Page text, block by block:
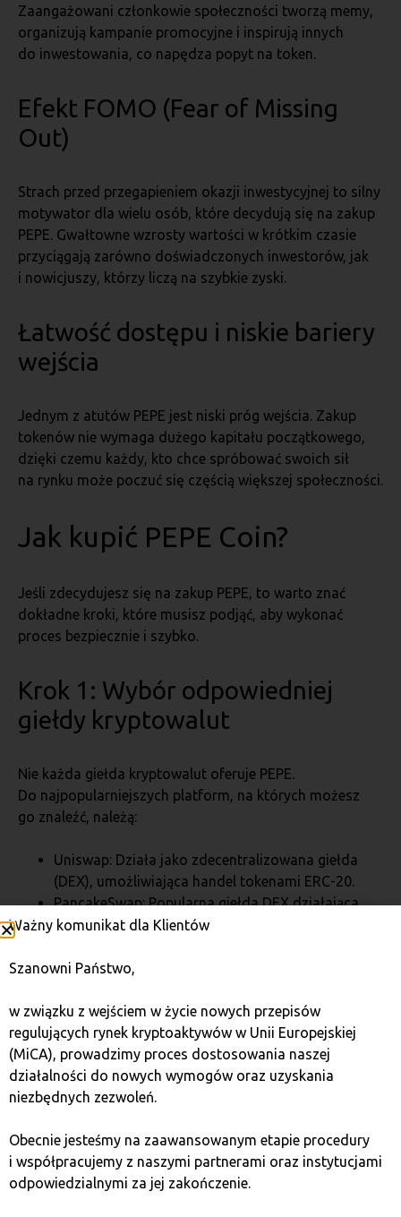
Zaangażowani członkowie społeczności tworzą memy,
organizują kampanie promocyjne i inspirują innych
do inwestowania, co napędza popyt na token.
Efekt FOMO (Fear of Missing
Out)
Strach przed przegapieniem okazji inwestycyjnej to silny
motywator dla wielu osób, które decydują się na zakup
PEPE. Gwałtowne wzrosty wartości w krótkim czasie
przyciągają zarówno doświadczonych inwestorów, jak
i nowicjuszy, którzy liczą na szybkie zyski.
Łatwość dostępu i niskie bariery
wejścia
Jednym z atutów PEPE jest niski próg wejścia. Zakup
tokenów nie wymaga dużego kapitału początkowego,
dzięki czemu każdy, kto chce spróbować swoich sił
na rynku może poczuć się częścią większej społeczności.
Jak kupić PEPE Coin?
Jeśli zdecydujesz się na zakup PEPE, to warto znać
dokładne kroki, które musisz podjąć, aby wykonać
proces bezpiecznie i szybko.
Krok 1: Wybór odpowiedniej
giełdy kryptowalut
Nie każda giełda kryptowalut oferuje PEPE.
Do najpopularniejszych platform, na których możesz
go znaleźć, należą:
Uniswap: Działa jako zdecentralizowana giełda
(DEX), umożliwiająca handel tokenami ERC-20.
PancakeSwap: Popularna giełda DEX działająca
na Binance Smart Chain.
z szerokim wyborem dostępnych tokenów.
Krok 2: Założenie portfela
kryptowalutowego
Chcesz przechowywać PEPE? Potrzebujesz
MetaMask czy Trust Wallet. Portfel pozwala
na zarządzanie tokenami oraz bezpieczne
przechowywanie środków.
Ważny komunikat dla Klientów
Szanowni Państwo,
w związku z wejściem w życie nowych przepisów
regulujących rynek kryptoaktywów w Unii Europejskiej
(MiCA), prowadzimy proces dostosowania naszej
działalności do nowych wymogów oraz uzyskania
niezbędnych zezwoleń.
Obecnie jesteśmy na zaawansowanym etapie procedury
i współpracujemy z naszymi partnerami oraz instytucjami
odpowiedzialnymi za jej zakończenie.